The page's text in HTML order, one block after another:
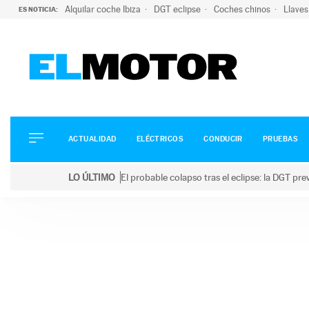
ES NOTICIA: Alquilar coche Ibiza DGT eclipse Coches chinos
ELÉCTRICOS
CONDUCIR
ACTUALIDAD ELÉCTRICOS CONDUCIR PRUEBAS
LO ÚLTIMO El probable colapso tras el eclipse: la DGT